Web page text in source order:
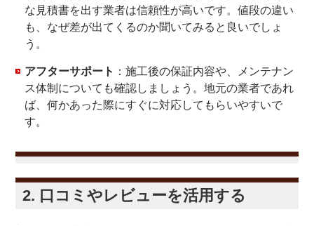
な見積書を出す業者は信頼性が高いです。値段の違い
も、なぜ差が出てくるのか聞いてみると良いでしょ
う。
アフターサポート ：施工後の保証内容や、メンテナン
ス体制についても確認しましょう。地元の業者であれ
ば、何かあった際にすぐに対応してもらいやすいで
す。
2. 口コミやレビューを活用する